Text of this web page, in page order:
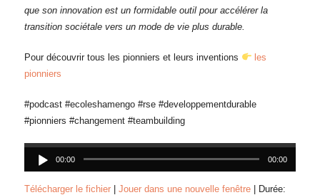
que son innovation est un formidable outil pour accélérer la
transition sociétale vers un mode de vie plus durable.
Pour découvrir tous les pionniers et leurs inventions
les
pionniers
#podcast #ecoleshamengo #rse #developpementdurable
#pionniers #changement #teambuilding
Lecteur
audio
00:00 00:00
Télécharger le fichier| Jouer dans une nouvelle fenêtre|
Durée: